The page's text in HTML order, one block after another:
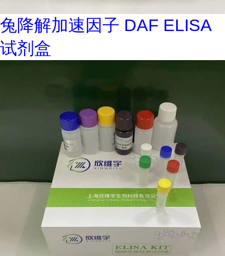
兔降解加速因子 DAF ELISA
试剂盒